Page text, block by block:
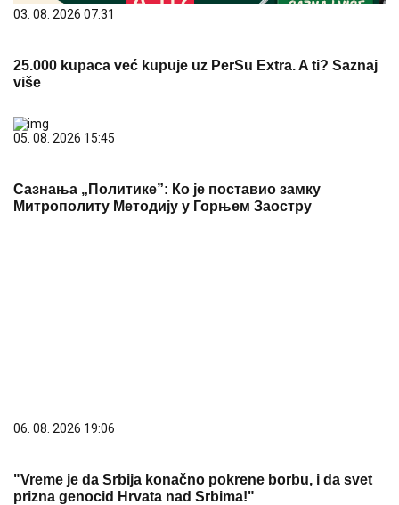
03. 08. 2026 07:31
25.000 kupaca već kupuje uz PerSu Extra. A ti? Saznaj
više
05. 08. 2026 15:45
Сазнања „Политике”: Ко је поставио замку
Митрополиту Методију у Горњем Заостру
06. 08. 2026 19:06
"Vreme je da Srbija konačno pokrene borbu, i da svet
prizna genocid Hrvata nad Srbima!"